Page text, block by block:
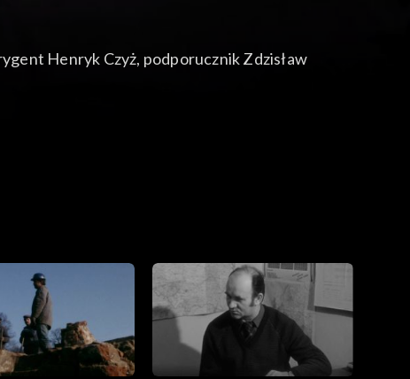
Henryk Czyż, podporucznik Zdzisław